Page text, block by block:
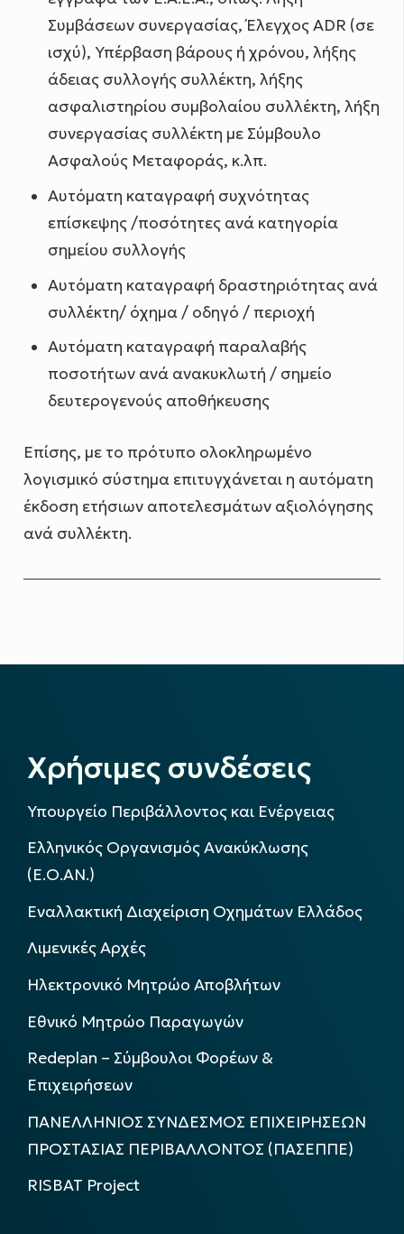
Συμβάσεων συνεργασίας, Έλεγχος ADR (σε
ισχύ), Υπέρβαση βάρους ή χρόνου, λήξης
άδειας συλλογής συλλέκτη, λήξης
ασφαλιστηρίου συμβολαίου συλλέκτη, λήξη
συνεργασίας συλλέκτη με Σύμβουλο
Ασφαλούς Μεταφοράς, κ.λπ.
Αυτόματη καταγραφή συχνότητας
επίσκεψης /ποσότητες ανά κατηγορία
σημείου συλλογής
Αυτόματη καταγραφή δραστηριότητας ανά
συλλέκτη/ όχημα / οδηγό / περιοχή
Αυτόματη καταγραφή παραλαβής
ποσοτήτων ανά ανακυκλωτή / σημείο
δευτερογενούς αποθήκευσης
Επίσης, με το πρότυπο ολοκληρωμένο
λογισμικό σύστημα επιτυγχάνεται η αυτόματη
έκδοση ετήσιων αποτελεσμάτων αξιολόγησης
ανά συλλέκτη.
Χρήσιμες συνδέσεις
Υπουργείο Περιβάλλοντος και Ενέργειας
Ελληνικός Οργανισμός Ανακύκλωσης
(Ε.Ο.ΑΝ.)
Εναλλακτική Διαχείριση Οχημάτων Ελλάδος
Λιμενικές Αρχές
Ηλεκτρονικό Μητρώο Αποβλήτων
Εθνικό Μητρώο Παραγωγών
Redeplan – Σύμβουλοι Φορέων &
Επιχειρήσεων
ΠΑΝΕΛΛΗΝΙΟΣ ΣΥΝΔΕΣΜΟΣ ΕΠΙΧΕΙΡΗΣΕΩΝ
ΠΡΟΣΤΑΣΙΑΣ ΠΕΡΙΒΑΛΛΟΝΤΟΣ (ΠΑΣΕΠΠΕ)
RISBAT Project